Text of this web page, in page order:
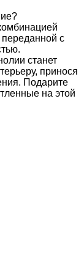
с
станет
принося
Подарите
на этой